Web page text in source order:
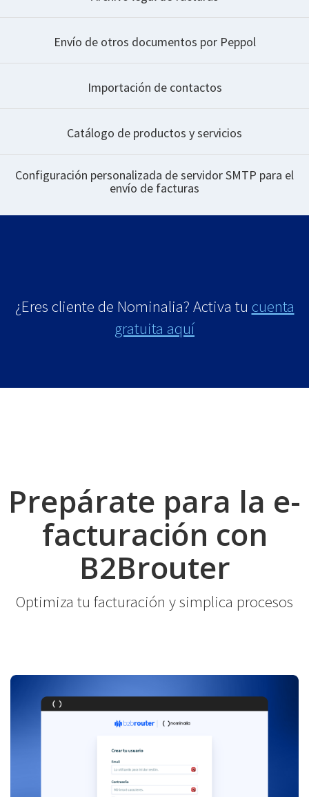
Envío de otros documentos por Peppol
Importación de contactos
Catálogo de productos y servicios
Configuración personalizada de servidor SMTP para el
envío de facturas
¿Eres cliente de Nominalia? Activa tu cuenta
gratuita aquí
Prepárate para la e-
facturación con
B2Brouter
Optimiza tu facturación y simplica procesos